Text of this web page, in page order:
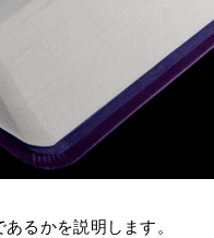
るかを説明します。